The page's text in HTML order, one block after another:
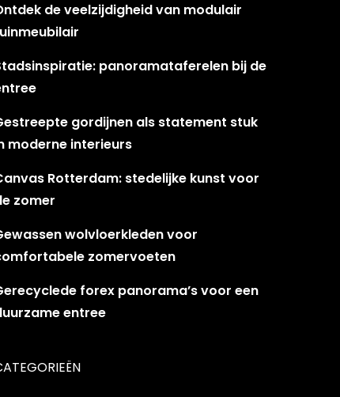
de veelzijdigheid van modulair
panoramataferelen bij de
gordijnen als statement stuk
moderne interieurs
Rotterdam: stedelijke kunst voor
zomer
wolvloerkleden voor
zomervoeten
forex panorama’s voor een
entree